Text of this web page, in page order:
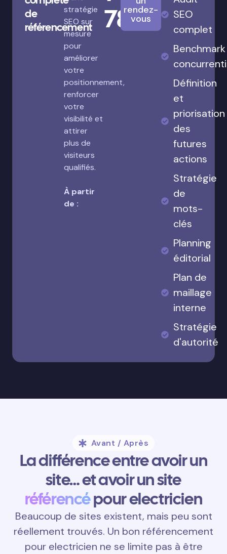
de
référencement
stratégie
SEO sur
mesure
pour
améliorer
votre
positionnement,
renforcer
votre
visibilité et
attirer
plus de
visiteurs
qualifiés.
À partir
de :
780€
rendez-
vous
SEO
complet
Benchmark
Définition
et
priorisation
des
futures
actions
Stratégie
de
mots-
clés
Planning
éditorial
Plan de
maillage
interne
Stratégie
d'autorité
Avant / Après
La différence entre avoir un
site… et avoir un site
référencépour electricien
Beaucoup de sites existent, mais peu sont
réellement trouvés. Un bon référencement
pour electricien ne se limite pas à être